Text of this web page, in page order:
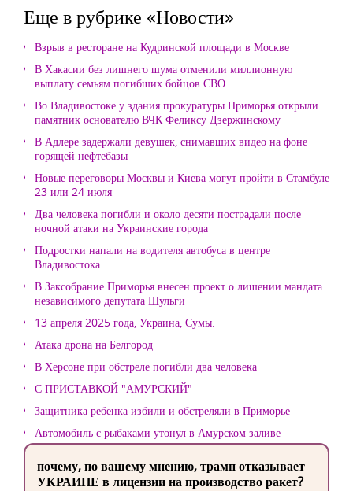
Еще в рубрике «Новости»
Взрыв в ресторане на Кудринской площади в Москве
В Хакасии без лишнего шума отменили миллионную
выплату семьям погибших бойцов СВО
Во Владивостоке у здания прокуратуры Приморья открыли
памятник основателю ВЧК Феликсу Дзержинскому
В Адлере задержали девушек, снимавших видео на фоне
горящей нефтебазы
Новые переговоры Москвы и Киева могут пройти в Стамбуле
23 или 24 июля
Два человека погибли и около десяти пострадали после
ночной атаки на Украинские города
Подростки напали на водителя автобуса в центре
Владивостока
В Заксобрание Приморья внесен проект о лишении мандата
независимого депутата Шульги
13 апреля 2025 года, Украина, Сумы.
Атака дрона на Белгород
В Херсоне при обстреле погибли два человека
С ПРИСТАВКОЙ "АМУРСКИЙ"
Защитника ребенка избили и обстреляли в Приморье
Автомобиль с рыбаками утонул в Амурском заливе
почему, по вашему мнению, трамп отказывает
УКРАИНЕ в лицензии на производство ракет?